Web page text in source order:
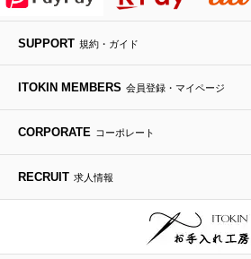
デニムジャケット
ダウンジャケット・コート
手袋
チャーム・ストラップ
ボディバッグ・メッセンジャー
トラベルバッグ
ローファー
ドレスシューズ
ラナンキュラス
ポプリアレンジ＆フレグランス
SUPPORT 規約・ガイド
ITOKIN MEMBERS 会員登録・マイページ
CORPORATE コーポレート
RECRUIT 求人情報